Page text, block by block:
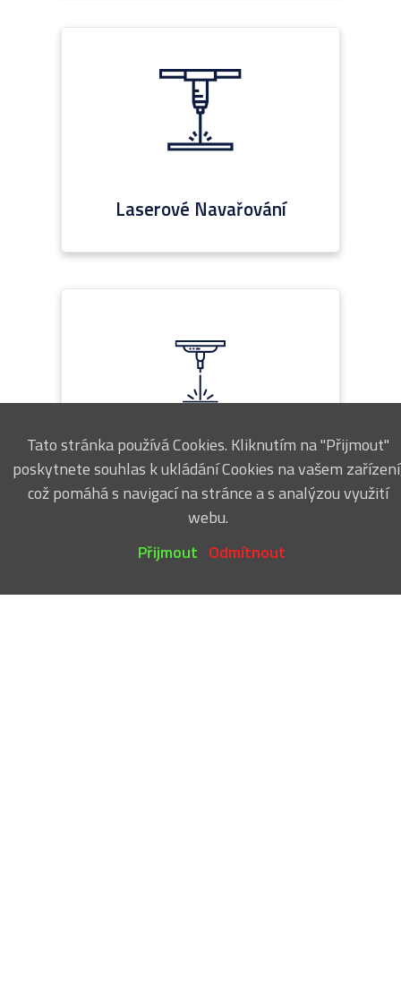
Tato stránka používá Cookies. Kliknutím na "Přijmout"
poskytnete souhlas k ukládání Cookies na vašem
což pomáhá s navigací na stránce a s analýzou využití
webu.
Přijmout Odmítnout
Laserové Navařování
Gravírování